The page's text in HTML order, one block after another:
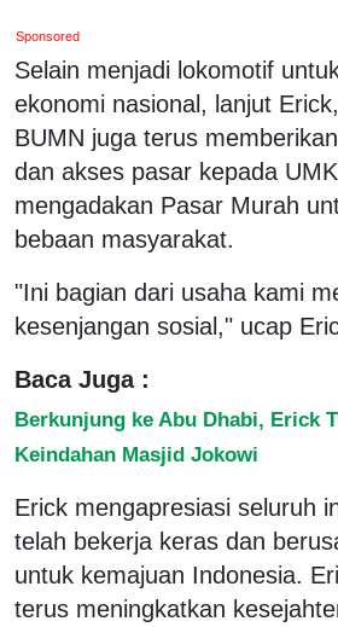
Sponsored
Selain menjadi lokomotif
ekonomi nasional, lanjut
BUMN juga terus
dan akses pasar kepada
mengadakan Pasar Murah
bebaan masyarakat.
"Ini bagian dari usaha kami
kesenjangan sosial," ucap
Baca Juga :
Berkunjung ke Abu Dhabi, Erick
Keindahan Masjid Jokowi
Erick mengapresiasi seluruh
telah bekerja keras dan
untuk kemajuan Indonesia.
terus meningkatkan